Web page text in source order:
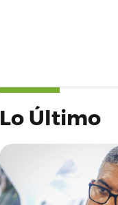
Lo Último